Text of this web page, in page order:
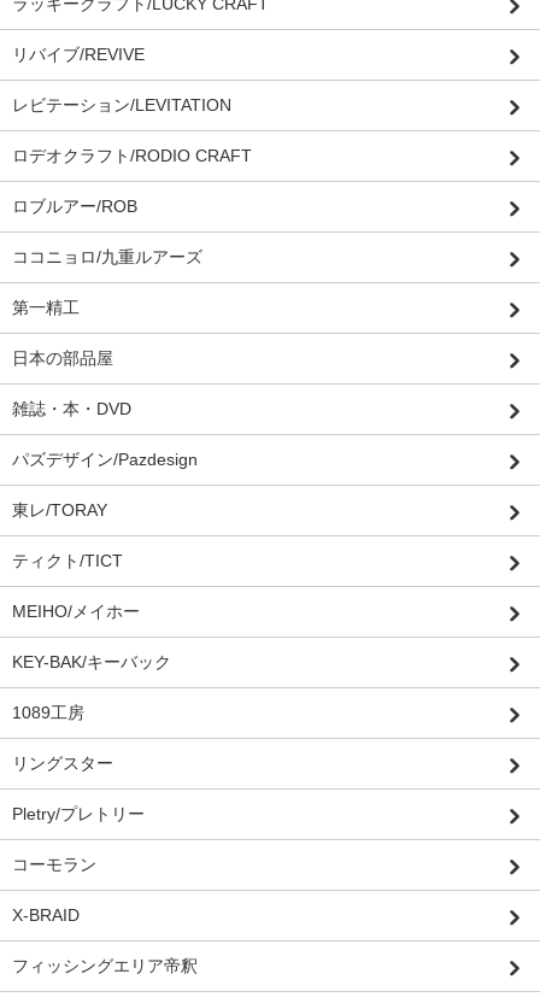
ラッキークラフト/LUCKY CRAFT
リバイブ/REVIVE
レビテーション/LEVITATION
ロデオクラフト/RODIO CRAFT
ロブルアー/ROB
ココニョロ/九重ルアーズ
第一精工
日本の部品屋
雑誌・本・DVD
パズデザイン/Pazdesign
東レ/TORAY
ティクト/TICT
MEIHO/メイホー
KEY-BAK/キーバック
1089工房
リングスター
Pletry/プレトリー
コーモラン
X-BRAID
フィッシングエリア帝釈